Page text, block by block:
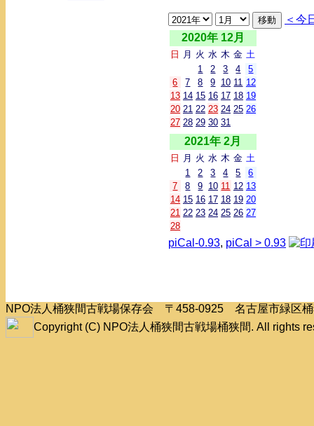
＜今
2020年 12月
日 月 火 水 木 金 土
1
2 3 4
5
6
7 8 9 10 11 12
13 14 15 16 17 18 19
20 21 22 23 24 25 26
27 28 29 30 31
2021年 2月
日 月 火 水 木 金 土
1
2 3 4 5
6
7
8 9 10 11 12 13
14 15 16 17 18 19 20
21 22 23 24 25 26 27
28
piCal-0.93, piCal > 0.93
NPO法人桶狭間古戦場保存会 〒458-0925 名古屋市緑区
Copyright (C) NPO法人桶狭間古戦場桶狭間. All rights